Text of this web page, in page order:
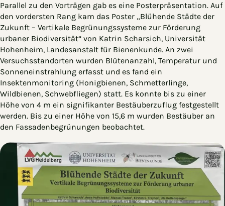
Parallel zu den Vorträgen gab es eine Posterpräsentation. Auf
den vordersten Rang kam das Poster „Blühende Städte der
Zukunft – Vertikale Begrünungssysteme zur Förderung
urbaner Biodiversität“ von Katrin Scharsich, Universität
Hohenheim, Landesanstalt für Bienenkunde. An zwei
Versuchsstandorten wurden Blütenanzahl, Temperatur und
Sonneneinstrahlung erfasst und es fand ein
Insektenmonitoring (Honigbienen, Schmetterlinge,
Wildbienen, Schwebfliegen) statt. Es konnte bis zu einer
Höhe von 4 m ein signifikanter Bestäuberzuflug festgestellt
werden. Bis zu einer Höhe von 15,6 m wurden Bestäuber an
den Fassadenbegrünungen beobachtet.